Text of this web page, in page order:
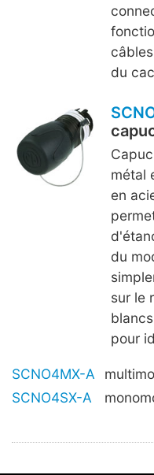
du
métal
en
du
sur le
pour
SCNO4MX-A
SCNO4SX-A